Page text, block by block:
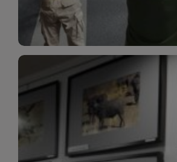
Wydarzenia
W tej zakładce publikujemy
wszystkich wydarzeniach